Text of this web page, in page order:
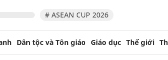
# ASEAN CUP 2026
Dân tộc và Tôn giáo Giáo dục Thế giới